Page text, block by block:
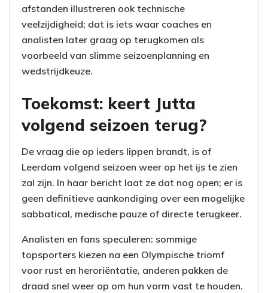
afstanden illustreren ook technische
veelzijdigheid; dat is iets waar coaches en
analisten later graag op terugkomen als
voorbeeld van slimme seizoenplanning en
wedstrijdkeuze.
Toekomst: keert Jutta
volgend seizoen terug?
De vraag die op ieders lippen brandt, is of
Leerdam volgend seizoen weer op het ijs te zien
zal zijn. In haar bericht laat ze dat nog open; er is
geen definitieve aankondiging over een mogelijke
sabbatical, medische pauze of directe terugkeer.
Analisten en fans speculeren: sommige
topsporters kiezen na een Olympische triomf
voor rust en heroriëntatie, anderen pakken de
draad snel weer op om hun vorm vast te houden.